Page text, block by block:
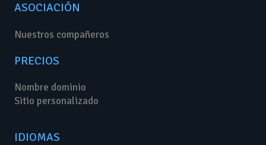
ASOCIACIÓN
Nuestros compañeros
PRECIOS
Nombre dominio
Sitio personalizado
IDIOMAS